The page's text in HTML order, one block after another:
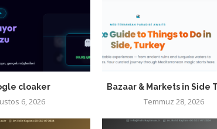
cloaker
6, 2026
Bazaar & Markets in Side
Temmuz 28, 2026